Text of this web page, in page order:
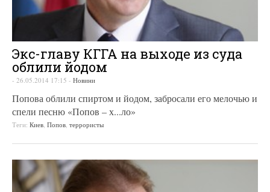
Экс-главу КГГА на выходе из суда
облили йодом
- 26.05.2014 17:15 - Новини
Попова облили спиртом и йодом, забросали его мелочью и
спели песню «Попов – х...ло»
Теги: Киев Попов террористы